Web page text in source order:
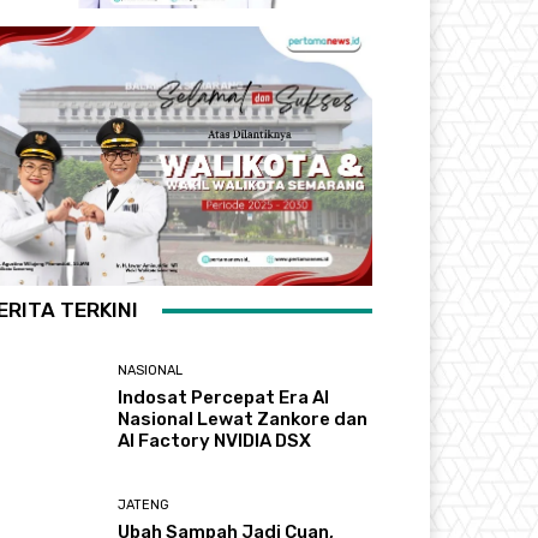
TERKINI
NASIONAL
Indosat Percepat Era AI
Nasional Lewat Zankore dan
AI Factory NVIDIA DSX
JATENG
Ubah Sampah Jadi Cuan,